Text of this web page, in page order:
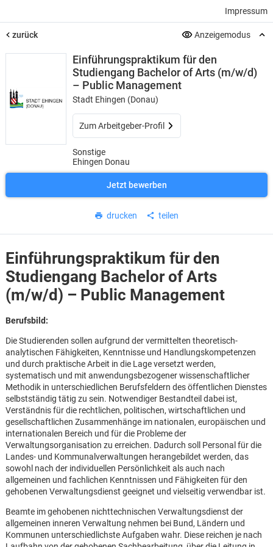
Impressum
zurück Anzeigemodus
Einführungspraktikum für den
Studiengang Bachelor of Arts (m/w/d)
– Public Management
Stadt Ehingen (Donau)
Zum Arbeitgeber-Profil
Sonstige
Ehingen Donau
Jetzt bewerben
drucken teilen
Einführungspraktikum für den
Studiengang Bachelor of Arts
(m/w/d) – Public Management
Berufsbild:
Die Studierenden sollen aufgrund der vermittelten theoretisch-
analytischen Fähigkeiten, Kenntnisse und Handlungskompetenzen
und durch praktische Arbeit in die Lage versetzt werden,
systematisch und mit anwendungsbezogener wissenschaftlicher
Methodik in unterschiedlichen Berufsfeldern des öffentlichen Dienstes
selbstständig tätig zu sein. Notwendiger Bestandteil dabei ist,
Verständnis für die rechtlichen, politischen, wirtschaftlichen und
gesellschaftlichen Zusammenhänge im nationalen, europäischen und
internationalen Bereich und für die Probleme der
Verwaltungsorganisation zu erreichen. Dadurch soll Personal für die
Landes- und Kommunalverwaltungen herangebildet werden, das
sowohl nach der individuellen Persönlichkeit als auch nach
allgemeinen und fachlichen Kenntnissen und Fähigkeiten für den
gehobenen Verwaltungsdienst geeignet und vielseitig verwendbar ist.
Beamte im gehobenen nichttechnischen Verwaltungsdienst der
allgemeinen inneren Verwaltung nehmen bei Bund, Ländern und
Kommunen unterschiedlichste Aufgaben wahr. Diese reichen je nach
Karte anzeigen